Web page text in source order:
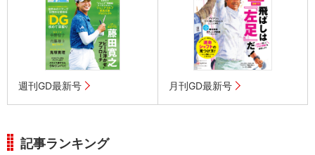
週刊GD最新号 月刊GD最新号
記事ランキング